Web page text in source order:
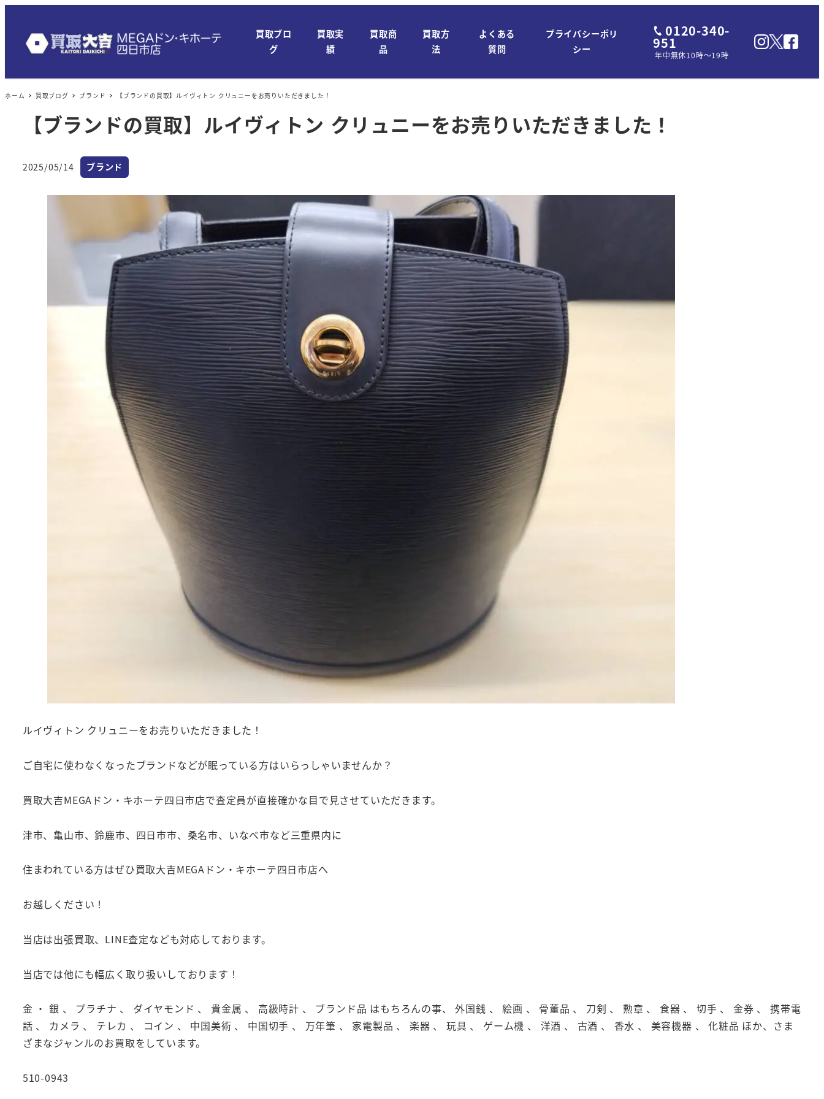
買取ブロ
グ
買取実
績
買取商
品
買取方
法
よくある
質問
プライバシーポリ
シー
0120-340-
951
年中無休10時～19時
ホーム 買取ブログ ブランド 【ブランドの買取】ルイヴィトン クリュニーをお売りいただきました！
【ブランドの買取】ルイヴィトン クリュニーをお売りいただきました！
投稿日
2025/05/14 カテゴリー
ブランド
ルイヴィトン クリュニーをお売りいただきました！
ご自宅に使わなくなったブランドなどが眠っている方はいらっしゃいませんか？
買取大吉MEGAドン・キホーテ四日市店で査定員が直接確かな目で見させていただきます。
津市、亀山市、鈴鹿市、四日市市、桑名市、いなべ市など三重県内に
住まわれている方はぜひ買取大吉MEGAドン・キホーテ四日市店へ
お越しください！
当店は出張買取、LINE査定なども対応しております。
当店では他にも幅広く取り扱いしております！
金 ・ 銀 、 プラチナ 、 ダイヤモンド 、 貴金属 、 高級時計 、 ブランド品 はもちろんの事、 外国銭 、 絵画 、 骨董品 、 刀剣 、 勲章 、 食器 、 切手 、 金券 、 携帯電
話 、 カメラ 、 テレカ 、 コイン 、 中国美術 、 中国切手 、 万年筆 、 家電製品 、 楽器 、 玩具 、 ゲーム機 、 洋酒 、 古酒 、 香水 、 美容機器 、 化粧品 ほか、さま
ざまなジャンルのお買取をしています。
510-0943